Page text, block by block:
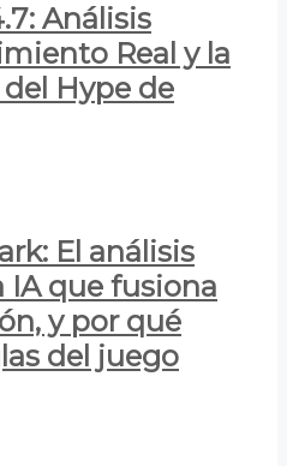
Análisis
Real y la
Hype de
El análisis
que fusiona
y por qué
del juego